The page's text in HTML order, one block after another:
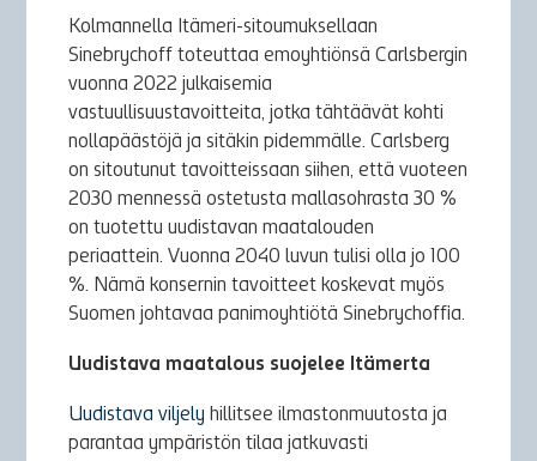
Kolmannella Itämeri-sitoumuksellaan
Sinebrychoff toteuttaa emoyhtiönsä Carlsbergin
vuonna 2022 julkaisemia
vastuullisuustavoitteita, jotka tähtäävät kohti
nollapäästöjä ja sitäkin pidemmälle. Carlsberg
on sitoutunut tavoitteissaan siihen, että vuoteen
2030 mennessä ostetusta mallasohrasta 30 %
on tuotettu uudistavan maatalouden
periaattein. Vuonna 2040 luvun tulisi olla jo 100
%. Nämä konsernin tavoitteet koskevat myös
Suomen johtavaa panimoyhtiötä Sinebrychoffia.
Uudistava maatalous suojelee Itämerta
Uudistava viljely hillitsee ilmastonmuutosta ja
parantaa ympäristön tilaa jatkuvasti